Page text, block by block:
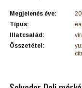
Megjelenés éve:
Típus:
Illatcsalád:
Összetétel: